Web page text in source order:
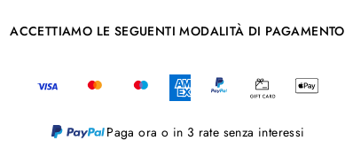
ACCETTIAMO LE SEGUENTI MODALITÀ DI PAGAMENTO
Paga ora o in 3 rate senza interessi